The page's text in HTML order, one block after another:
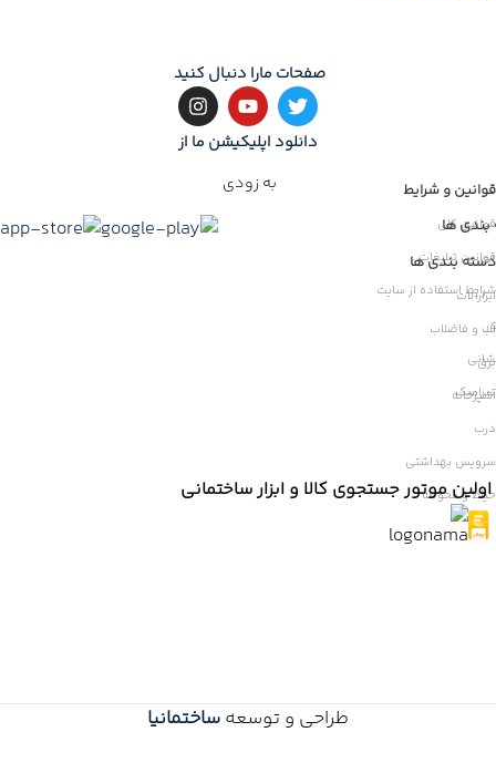
دانلود اپلیکیشن ما از
به زودی
صفحات مارا دنبال کنید
دسته بندی ها
ابزارآلات
آب و فاضلاب
برق
آشپزخانه
درب
سرویس بهداشتی
حیاط و محوطه
ها
قوانین و شرایط
قوانین کلی
قوانین تبلیغات
شرایط استفاده از سایت
اولین موتور جستجوی کالا و ابزار ساختمانی
طراحی و توسعهساختمانیا